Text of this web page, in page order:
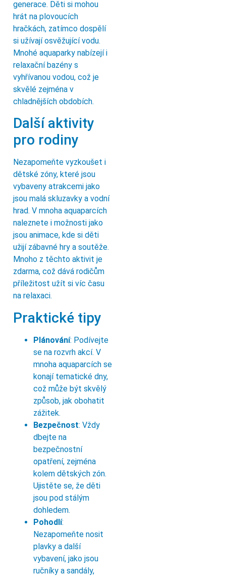
generace. Děti si mohou
hrát na plovoucích
hračkách, zatímco dospělí
si užívají osvěžující vodu.
Mnohé aquaparky nabízejí i
relaxační bazény s
vyhřívanou vodou, což je
skvělé zejména v
chladnějších obdobích.
Další aktivity
pro rodiny
Nezapomeňte vyzkoušet i
dětské zóny, které jsou
vybaveny atrakcemi jako
jsou malá skluzavky a vodní
hrad. V mnoha aquaparcích
naleznete i možnosti jako
jsou animace, kde si děti
užijí zábavné hry a soutěže.
Mnoho z těchto aktivit je
zdarma, což dává rodičům
příležitost užít si víc času
na relaxaci.
Praktické tipy
Plánování: Podívejte
se na rozvrh akcí. V
mnoha aquaparcích se
konají tematické dny,
což může být skvělý
způsob, jak obohatit
zážitek.
Bezpečnost: Vždy
dbejte na
bezpečnostní
opatření, zejména
kolem dětských zón.
Ujistěte se, že děti
jsou pod stálým
dohledem.
Pohodlí:
Nezapomeňte nosit
plavky a další
vybavení, jako jsou
ručníky a sandály,